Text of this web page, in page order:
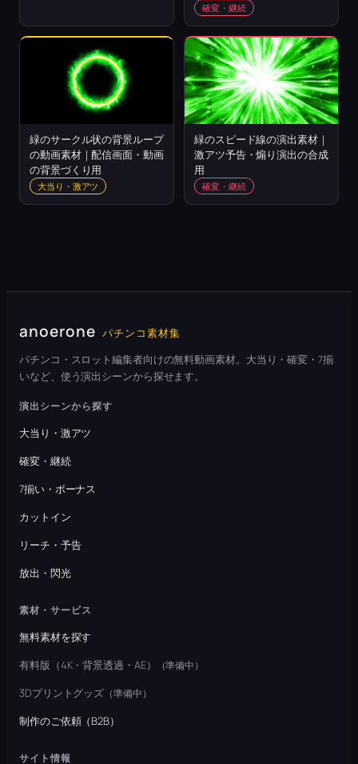
確変・継続
緑のサークル状の背景ループ
の動画素材｜配信画面・動画
の背景づくり用
大当り・激アツ
緑のスピード線の演出素材｜
激アツ予告・煽り演出の合成
用
確変・継続
anoerone パチンコ素材集
パチンコ・スロット編集者向けの無料動画素材。大当り・確変・7揃
いなど、使う演出シーンから探せます。
演出シーンから探す
大当り・激アツ
確変・継続
7揃い・ボーナス
カットイン
リーチ・予告
放出・閃光
素材・サービス
無料素材を探す
有料版（4K・背景透過・AE）
（準備中）
3Dプリントグッズ （準備中）
制作のご依頼（B2B）
サイト情報